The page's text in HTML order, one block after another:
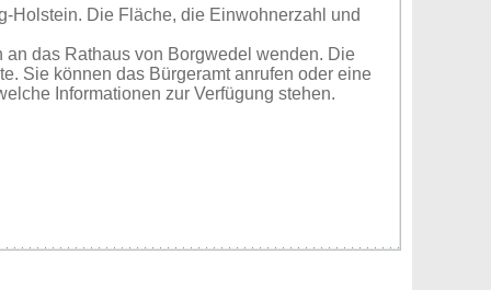
Holstein. Die Fläche, die Einwohnerzahl und
das Rathaus von Borgwedel wenden. Die
Sie können das Bürgeramt anrufen oder eine
Informationen zur Verfügung stehen.